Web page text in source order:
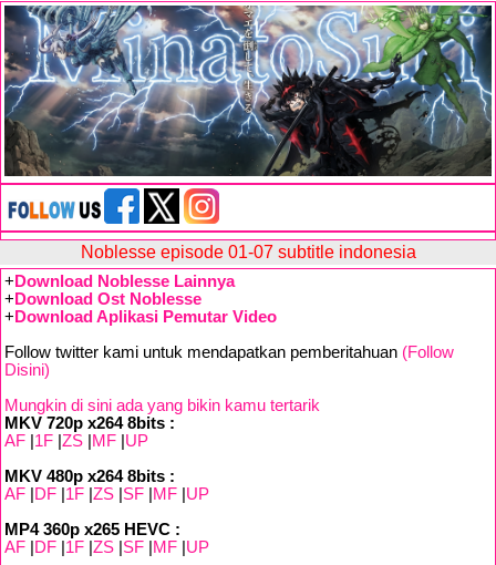
Noblesse episode 01-07 subtitle indonesia
+ Download Noblesse Lainnya
+ Download Ost Noblesse
+ Download Aplikasi Pemutar Video
Follow twitter kami untuk mendapatkan pemberitahuan (Follow
Disini)
Mungkin di sini ada yang bikin kamu tertarik
MKV 720p x264 8bits :
AF 1F ZS MF UP
MKV 480p x264 8bits :
AF
DF 1F ZS SF MF UP
MP4 360p x265 HEVC :
AF
DF 1F ZS SF MF UP